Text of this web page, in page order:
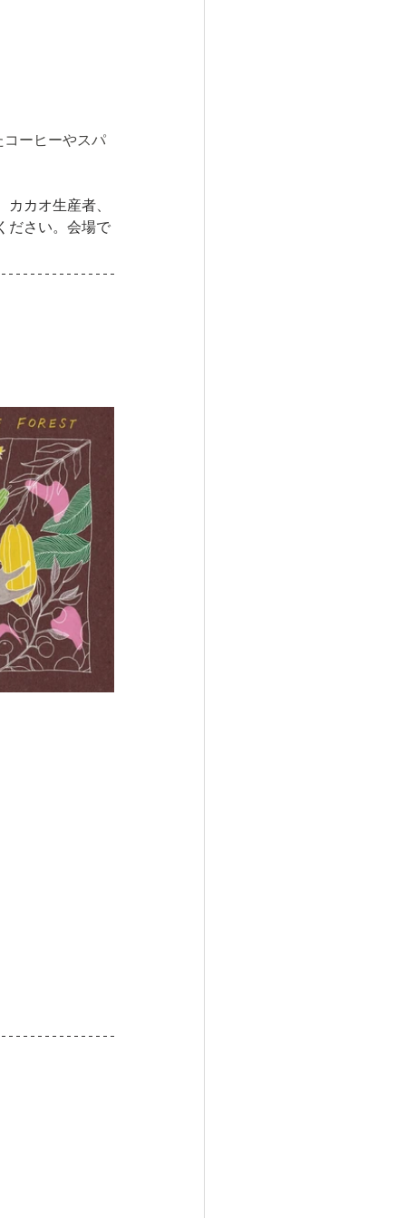
ーヒーやスパ
カカオ生産者、
ださい。会場で